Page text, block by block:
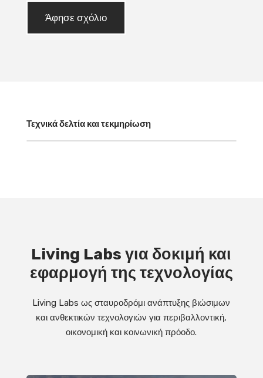
Άφησε σχόλιο
Τεχνικά δελτία και τεκμηρίωση
Living Labs για δοκιμή και
εφαρμογή της τεχνολογίας
Living Labs ως σταυροδρόμι ανάπτυξης βιώσιμων
και ανθεκτικών τεχνολογιών για περιβαλλοντική,
οικονομική και κοινωνική πρόοδο.